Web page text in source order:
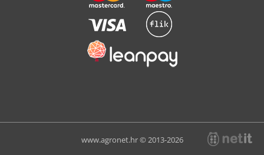
www.agronet.hr © 2013-2026